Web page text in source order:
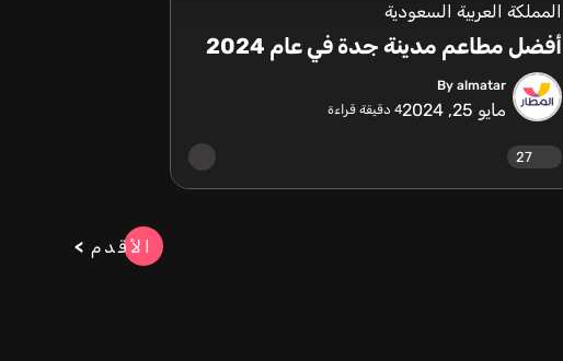
المملكة العربية السعودية
أفضل مطاعم مدينة جدة في عام 2024
By almatar
مايو 25, 2024 4دقيقة قراءة
27
الأقدم